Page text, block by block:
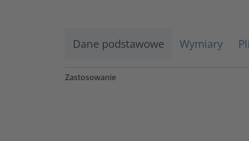
powered byUsercentrics Consent
Dane podstawowe Wymiary
Zastosowanie